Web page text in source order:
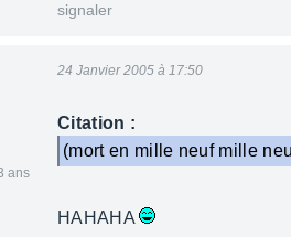
signaler
ans
24 Janvier 2005 à 17:50
Citation :
(mort en mille neuf mille
HAHAHA